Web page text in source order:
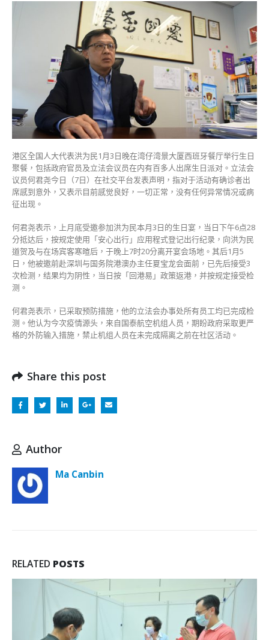
检
测
均
为
阴
性
目
前
感
觉
良
好〉
中
港区全国人大代表洪为民1月3日晚在湾仔湾景大厦西班牙餐厅举行生日
聚餐，包括政府官员及立法会议员在内有百多人出席生日派对。立法会
议员何君尧今日（7日）在社交平台发表声明，指对于活动有确诊者出
席感到意外，又表示目前感觉良好，一切正常，没有任何异常情况或病
征出现。
何君尧表示，上月底受邀参加洪为民本月3日的生日宴，当日下午6点28
分抵达后，按规定使用「安心出行」应用程式登记出行纪录，向洪为民
道贺及与在场宾客寒暄后，于晚上7时20分离开宴会场地。其后1月5
日，他被邀前赴深圳与国务院港澳办主任夏宝龙会面前，已先后接受3
次检测，结果均为阴性，当日按「回港易」政策返港，并按规定接受检
测。
何君尧表示，已采取预防措施，他的立法会办事处所有员工均已完成检
测。他认为今次疫情源头，来自国泰航空机组人员，期盼政府采取更严
格的外防输入措施，禁止机组人员在未完成隔离之前在社区活动。
Share this post
Author
Ma Canbin
RELATED POSTS